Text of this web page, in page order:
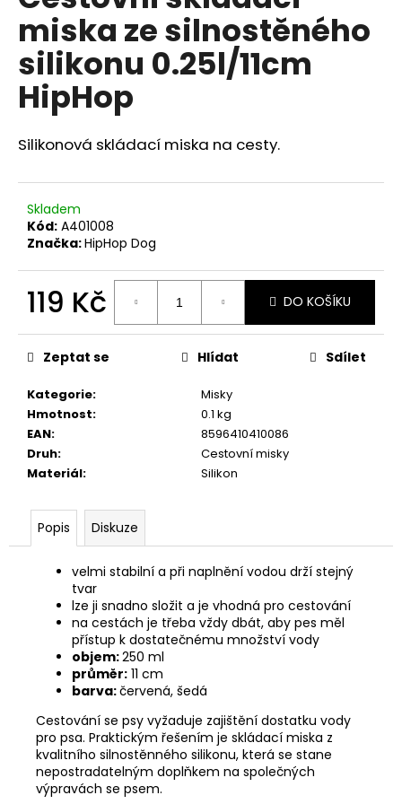
5
hvězdiček.
miska ze silnostěného
silikonu 0.25l/11cm
HipHop
Silikonová skládací miska na cesty.
Skladem
Kód: A401008
Značka:HipHop Dog
119 Kč
cena:
DO KOŠÍKU
Kategorie:
Misky
Hmotnost:
0.1 kg
EAN:
8596410410086
Druh:
Cestovní misky
Materiál: Silikon
Zeptat se Hlídat Sdílet
Popis Diskuze
velmi stabilní a při naplnění vodou drží stejný
tvar
lze ji snadno složit a je vhodná pro cestování
na cestách je třeba vždy dbát, aby pes měl
přístup k dostatečnému množství vody
objem:250 ml
průměr: 11 cm
barva:červená, šedá
Cestování se psy vyžaduje zajištění dostatku vody
pro psa. Praktickým řešením je skládací miska z
kvalitního silnostěnného silikonu, která se stane
nepostradatelným doplňkem na společných
výpravách se psem.
a
j
í
t
?
D
u
č
u
e
m
YUMMY
CHICKEN
SALMON
TREAT
Kč